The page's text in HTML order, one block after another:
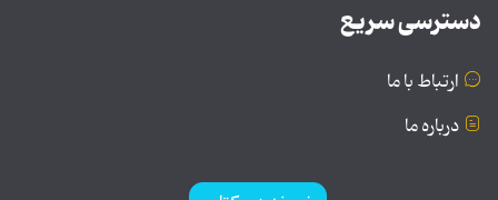
دسترسی سریع
ارتباط با ما
درباره ما